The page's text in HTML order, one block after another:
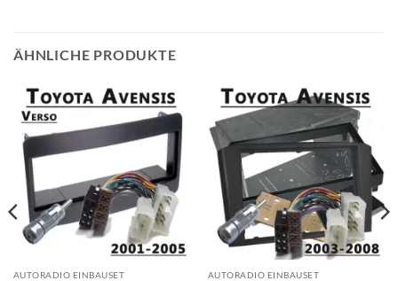
ÄHNLICHE PRODUKTE
AUTORADIO EINBAUSET AUTORADIO EINBAUSET